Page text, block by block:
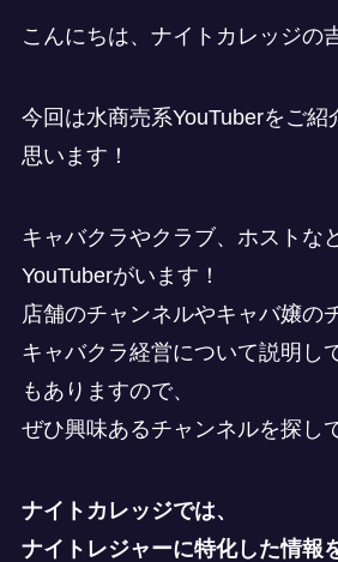
こんにちは、ナイトカレッジの
今回は水商売系YouTuberをご紹
思います！
キャバクラやクラブ、ホストな
YouTuberがいます！
店舗のチャンネルやキャバ嬢の
キャバクラ経営について説明し
もありますので、
ぜひ興味あるチャンネルを探し
ナイトカレッジでは、
ナイトレジャーに特化した情報